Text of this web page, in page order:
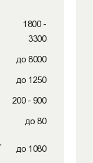
1800 -
3300
до 8000
до 1250
200 - 900
до 80
до 1080